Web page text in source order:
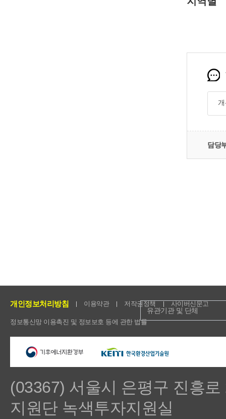
담당
개인정보처리방침 이용약관 저작권정책 사이버신문고
정보통신망 이용촉진 및 정보보호 등에 관한 법률
유관기관 및 단체
(03367) 서울시 은평구 진흥
지원단 녹색투자지원실